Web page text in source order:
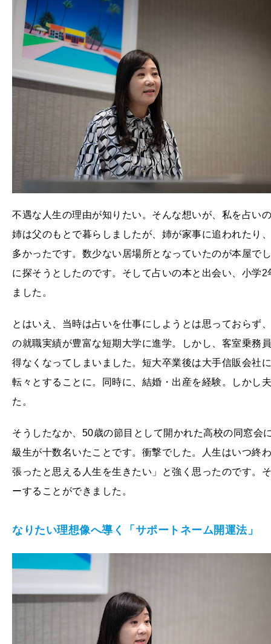
不遇な人生の理由が知りたい。そんな想いが、私を占い
姉は父のもとで暮らしましたが、姉が家事に追われたり
多かったです。数少ない居場所となっていたのが本屋で
に探そうとしたのです。そして占いの本と出会い、小学
ました。
とはいえ、当時は占いを仕事にしようとは思っておらず
の就職実績が豊富な短期大学に進学。しかし、客室乗務
得なくなってしまいました。短大卒業後は大手信販会社
転々とすることに。同時に、結婚・出産を経験。しかし
た。
そうしたなか、50歳の節目として開かれた高校の同窓会
級生が十数名いたことです。衝撃でした。人生はいつ終
張ったと思える人生を生きたい」と強く思ったのです。
ーすることができました。
なりたい理想像へ導く「サポートネーム開運法」